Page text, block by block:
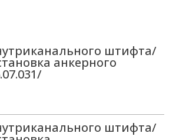
штифта/
анкерного
штифта/